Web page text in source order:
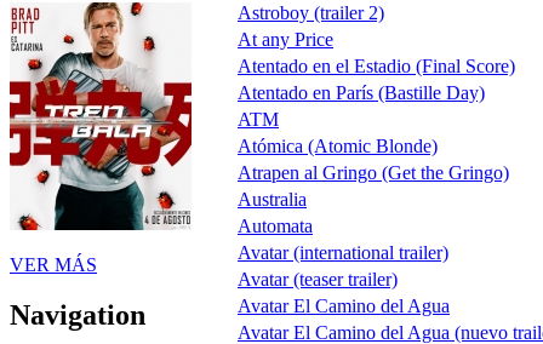
VER MÁS
Navigation
Astroboy (trailer 2)
At any Price
Atentado en el Estadio (Final Score)
Atentado en París (Bastille Day)
ATM
Atómica (Atomic Blonde)
Atrapen al Gringo (Get the Gringo)
Australia
Automata
Avatar (international trailer)
Avatar (teaser trailer)
Avatar El Camino del Agua
Avatar El Camino del Agua (nuevo